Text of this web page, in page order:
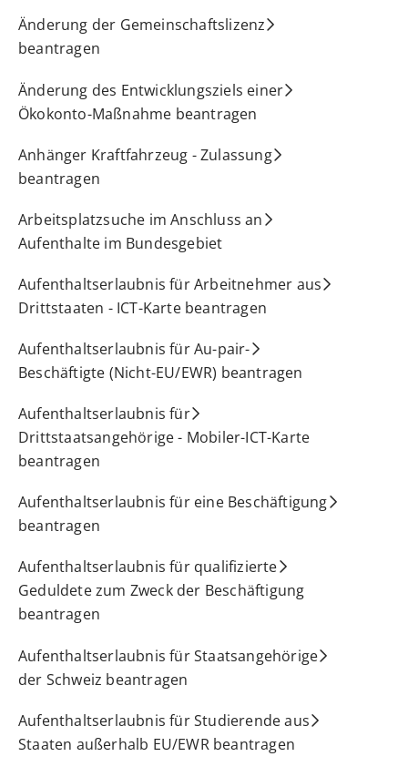
Änderung der Gemeinschaftslizenz
beantragen
Änderung des Entwicklungsziels einer
Ökokonto-Maßnahme beantragen
Anhänger Kraftfahrzeug - Zulassung
beantragen
Arbeitsplatzsuche im Anschluss an
Aufenthalte im Bundesgebiet
Aufenthaltserlaubnis für Arbeitnehmer aus
Drittstaaten - ICT-Karte beantragen
Aufenthaltserlaubnis für Au-pair-
Beschäftigte (Nicht-EU/EWR) beantragen
Aufenthaltserlaubnis für
Drittstaatsangehörige - Mobiler-ICT-Karte
beantragen
Aufenthaltserlaubnis für eine Beschäftigung
beantragen
Aufenthaltserlaubnis für qualifizierte
Geduldete zum Zweck der Beschäftigung
beantragen
Aufenthaltserlaubnis für Staatsangehörige
der Schweiz beantragen
Aufenthaltserlaubnis für Studierende aus
Staaten außerhalb EU/EWR beantragen